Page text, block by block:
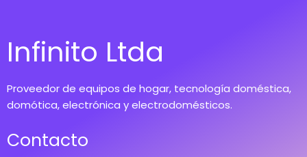
Infinito Ltda
Proveedor de equipos de hogar, tecnología doméstica,
domótica, electrónica y electrodomésticos.
Contacto